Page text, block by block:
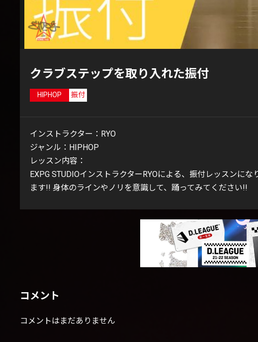
クラブステップを取り入れた振付
HIPHOP 振付
インストラクター：RYO
ジャンル：HIPHOP
レッスン内容：
EXPG STUDIOインストラクターRYOによる、振付レッスンに
ます!! 身体のラインやノリを意識して、踊ってみてください!!
コメント
コメントはまだありません